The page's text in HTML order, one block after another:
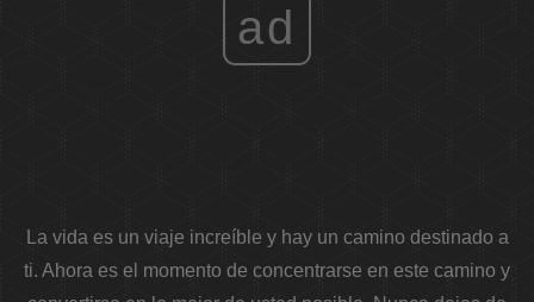
ad
La vida es un viaje increíble y hay un camino destinado a
ti. Ahora es el momento de concentrarse en este camino y